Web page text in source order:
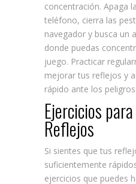
concentración. Apaga
teléfono, cierra las
navegador y busca un
donde puedas
juego. Practicar
mejorar tus reflejos y
rápido ante los
Ejercicios
Reflejos
Si sientes que tus
suficientemente
ejercicios que puedes